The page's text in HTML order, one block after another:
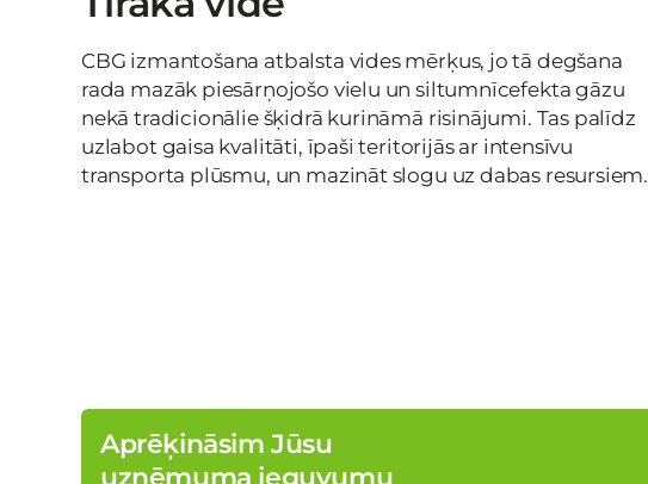
CBG izmantošana atbalsta vides mērķus, jo tā degšana
rada mazāk piesārņojošo vielu un siltumnīcefekta gāzu
nekā tradicionālie šķidrā kurināmā risinājumi. Tas palīdz
uzlabot gaisa kvalitāti, īpaši teritorijās ar intensīvu
transporta plūsmu, un mazināt slogu uz dabas resursiem.
Aprēķināsim Jūsu